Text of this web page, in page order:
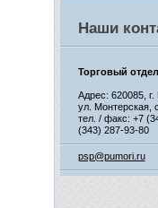
Наши
Торговый
Адрес: 620085, г.
ул. Монтерская,
тел. / факс: +7
(343) 287-93-80
psp@pumori.ru